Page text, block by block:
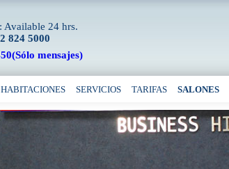
Available 24 hrs.
824 5000
mensajes)
HABITACIONES SERVICIOS TARIFAS SALONES